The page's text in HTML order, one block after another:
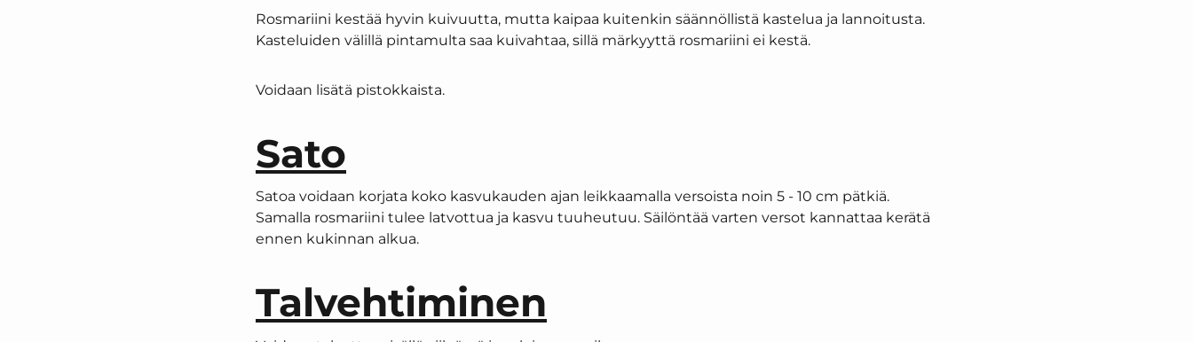
Rosmariini kestää hyvin kuivuutta, mutta kaipaa kuitenkin säännöllistä kastelua ja lannoitusta.
Kasteluiden välillä pintamulta saa kuivahtaa, sillä märkyyttä rosmariini ei kestä.
Voidaan lisätä pistokkaista.
Sato
Satoa voidaan korjata koko kasvukauden ajan leikkaamalla versoista noin 5 - 10 cm pätkiä.
Samalla rosmariini tulee latvottua ja kasvu tuuheutuu. Säilöntää varten versot kannattaa kerätä
ennen kukinnan alkua.
Talvehtiminen